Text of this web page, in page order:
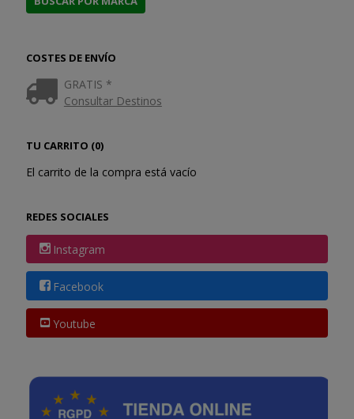
COSTES DE ENVÍO
GRATIS *
Consultar Destinos
TU CARRITO (0)
El carrito de la compra está vacío
REDES SOCIALES
Instagram
Facebook
Youtube